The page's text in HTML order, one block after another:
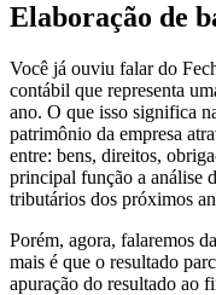
Elaboração de
Você já ouviu falar do
contábil que representa
ano. O que isso significa
patrimônio da empresa
entre: bens, direitos,
principal função a análise
tributários dos próximos
Porém, agora, falaremos
mais é que o resultado
apuração do resultado ao